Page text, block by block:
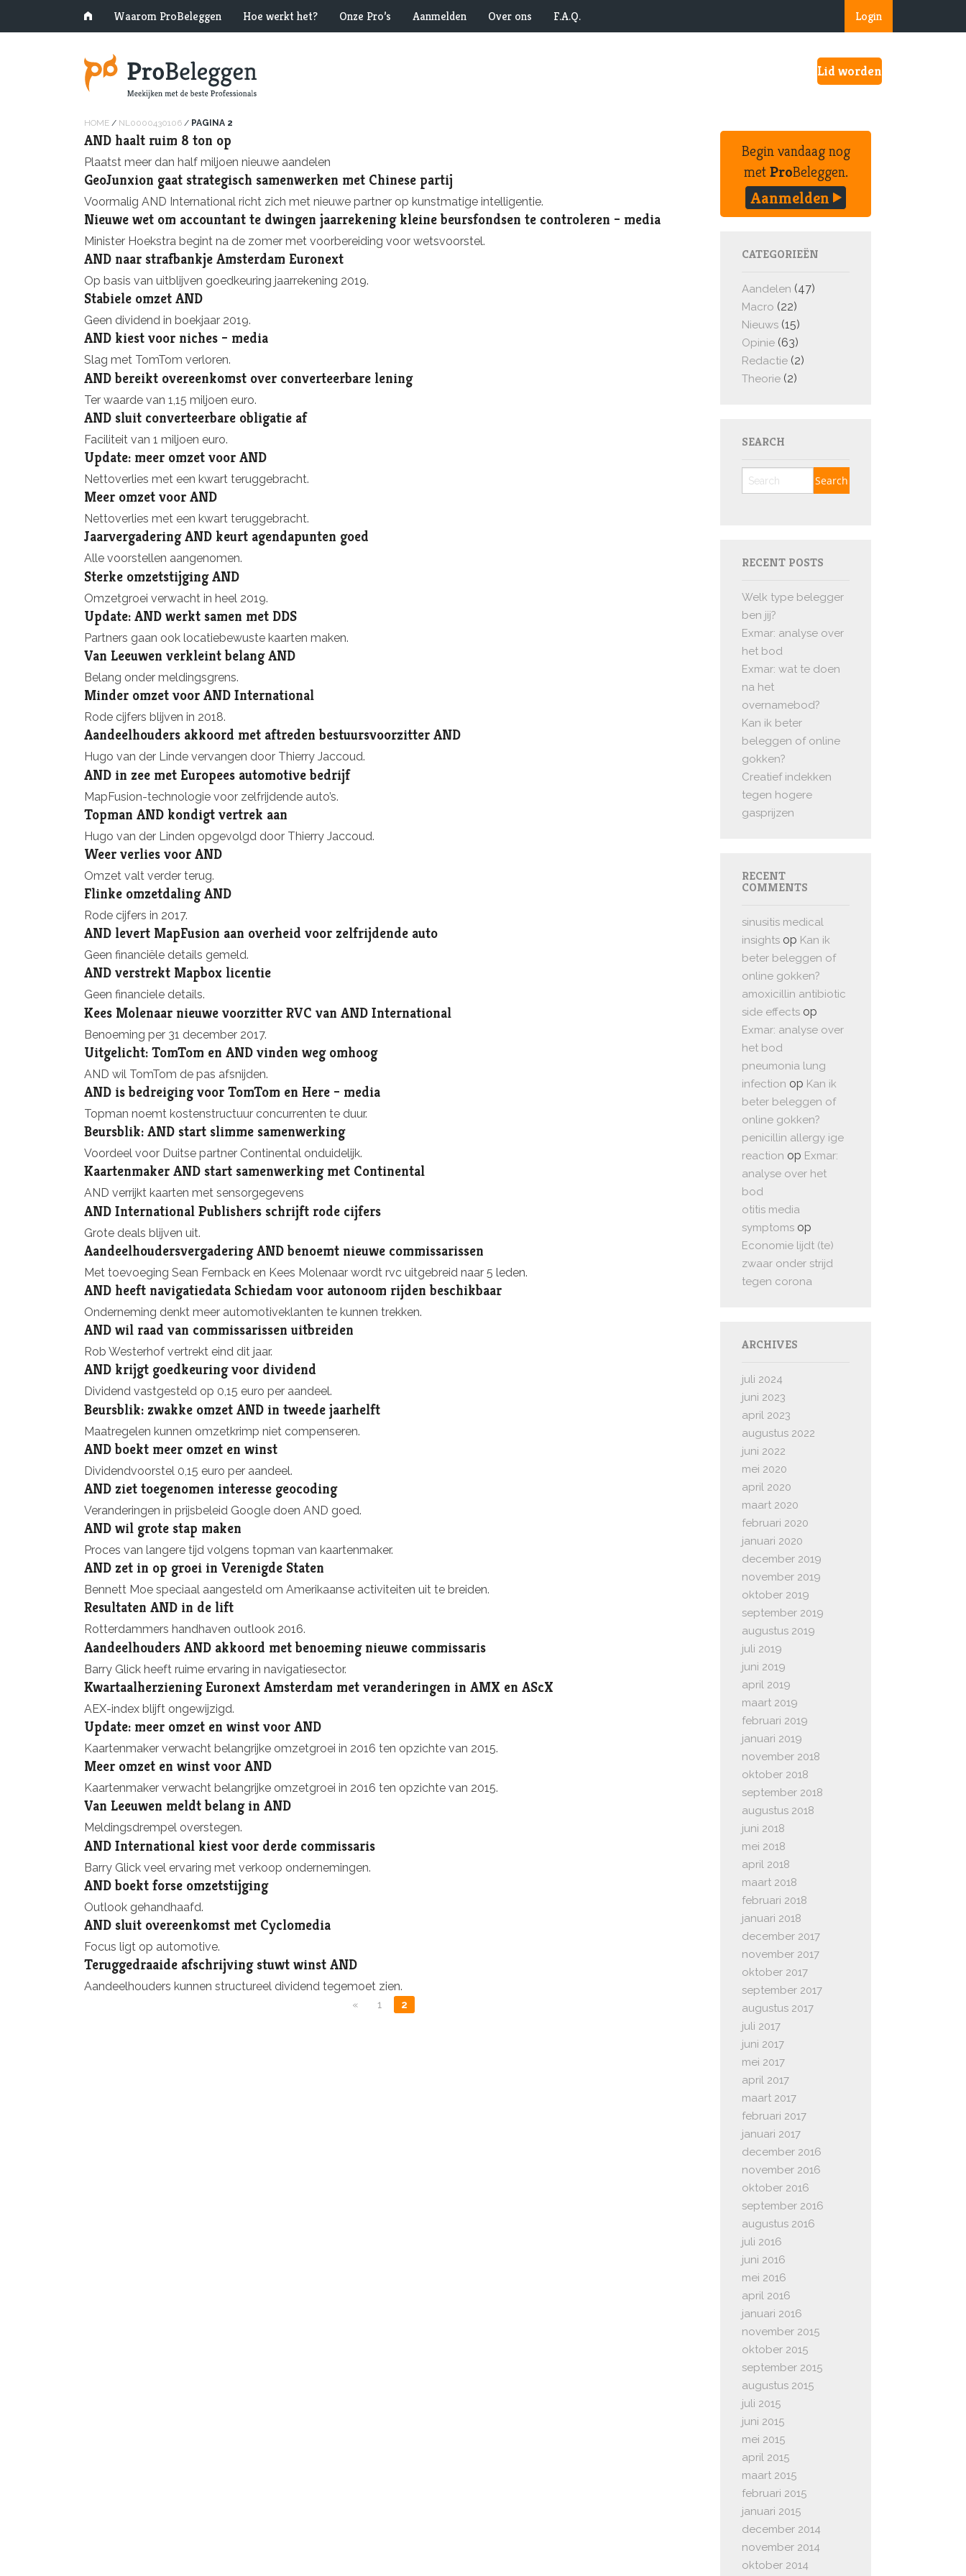
Login
Waarom ProBeleggen Hoe werkt het? Onze Pro’s Aanmelden Over ons F.A.Q.
Lid worden
HOME / NL0000430106 / PAGINA 2
AND haalt ruim 8 ton op
Plaatst meer dan half miljoen nieuwe aandelen
GeoJunxion gaat strategisch samenwerken met Chinese partij
Voormalig AND International richt zich met nieuwe partner op kunstmatige intelligentie.
Nieuwe wet om accountant te dwingen jaarrekening kleine beursfondsen te controleren – media
Minister Hoekstra begint na de zomer met voorbereiding voor wetsvoorstel.
AND naar strafbankje Amsterdam Euronext
Op basis van uitblijven goedkeuring jaarrekening 2019.
Stabiele omzet AND
Geen dividend in boekjaar 2019.
AND kiest voor niches – media
Slag met TomTom verloren.
AND bereikt overeenkomst over converteerbare lening
Ter waarde van 1,15 miljoen euro.
AND sluit converteerbare obligatie af
Faciliteit van 1 miljoen euro.
Update: meer omzet voor AND
Nettoverlies met een kwart teruggebracht.
Meer omzet voor AND
Nettoverlies met een kwart teruggebracht.
Jaarvergadering AND keurt agendapunten goed
Alle voorstellen aangenomen.
Sterke omzetstijging AND
Omzetgroei verwacht in heel 2019.
Update: AND werkt samen met DDS
Partners gaan ook locatiebewuste kaarten maken.
Van Leeuwen verkleint belang AND
Belang onder meldingsgrens.
Minder omzet voor AND International
Rode cijfers blijven in 2018.
Aandeelhouders akkoord met aftreden bestuursvoorzitter AND
Hugo van der Linde vervangen door Thierry Jaccoud.
AND in zee met Europees automotive bedrijf
MapFusion-technologie voor zelfrijdende auto’s.
Topman AND kondigt vertrek aan
Hugo van der Linden opgevolgd door Thierry Jaccoud.
Weer verlies voor AND
Omzet valt verder terug.
Flinke omzetdaling AND
Rode cijfers in 2017.
AND levert MapFusion aan overheid voor zelfrijdende auto
Geen financiële details gemeld.
AND verstrekt Mapbox licentie
Geen financiele details.
Kees Molenaar nieuwe voorzitter RVC van AND International
Benoeming per 31 december 2017.
Uitgelicht: TomTom en AND vinden weg omhoog
AND wil TomTom de pas afsnijden.
AND is bedreiging voor TomTom en Here – media
Topman noemt kostenstructuur concurrenten te duur.
Beursblik: AND start slimme samenwerking
Voordeel voor Duitse partner Continental onduidelijk.
Kaartenmaker AND start samenwerking met Continental
AND verrijkt kaarten met sensorgegevens
AND International Publishers schrijft rode cijfers
Grote deals blijven uit.
Aandeelhoudersvergadering AND benoemt nieuwe commissarissen
Met toevoeging Sean Fernback en Kees Molenaar wordt rvc uitgebreid naar 5 leden.
AND heeft navigatiedata Schiedam voor autonoom rijden beschikbaar
Onderneming denkt meer automotiveklanten te kunnen trekken.
AND wil raad van commissarissen uitbreiden
Rob Westerhof vertrekt eind dit jaar.
AND krijgt goedkeuring voor dividend
Dividend vastgesteld op 0,15 euro per aandeel.
Beursblik: zwakke omzet AND in tweede jaarhelft
Maatregelen kunnen omzetkrimp niet compenseren.
AND boekt meer omzet en winst
Dividendvoorstel 0,15 euro per aandeel.
AND ziet toegenomen interesse geocoding
Veranderingen in prijsbeleid Google doen AND goed.
AND wil grote stap maken
Proces van langere tijd volgens topman van kaartenmaker.
AND zet in op groei in Verenigde Staten
Bennett Moe speciaal aangesteld om Amerikaanse activiteiten uit te breiden.
Resultaten AND in de lift
Rotterdammers handhaven outlook 2016.
Aandeelhouders AND akkoord met benoeming nieuwe commissaris
Barry Glick heeft ruime ervaring in navigatiesector.
Kwartaalherziening Euronext Amsterdam met veranderingen in AMX en AScX
AEX-index blijft ongewijzigd.
Update: meer omzet en winst voor AND
Kaartenmaker verwacht belangrijke omzetgroei in 2016 ten opzichte van 2015.
Meer omzet en winst voor AND
Kaartenmaker verwacht belangrijke omzetgroei in 2016 ten opzichte van 2015.
Van Leeuwen meldt belang in AND
Meldingsdrempel overstegen.
AND International kiest voor derde commissaris
Barry Glick veel ervaring met verkoop ondernemingen.
AND boekt forse omzetstijging
Outlook gehandhaafd.
AND sluit overeenkomst met Cyclomedia
Focus ligt op automotive.
Teruggedraaide afschrijving stuwt winst AND
Aandeelhouders kunnen structureel dividend tegemoet zien.
« 1 2
Begin vandaag nog
metProBeleggen.
Aanmelden
CATEGORIEËN
Aandelen (47)
Macro (22)
Nieuws (15)
Opinie (63)
Redactie (2)
Theorie (2)
SEARCH
RECENT POSTS
Welk type belegger
ben jij?
Exmar: analyse over
het bod
Exmar: wat te doen
na het
overnamebod?
Kan ik beter
beleggen of online
gokken?
Creatief indekken
tegen hogere
gasprijzen
RECENT
COMMENTS
sinusitis medical
insights op Kan ik
beter beleggen of
online gokken?
amoxicillin antibiotic
side effects op
Exmar: analyse over
het bod
pneumonia lung
infection op Kan ik
beter beleggen of
online gokken?
penicillin allergy ige
reaction op Exmar:
analyse over het
bod
otitis media
symptoms op
Economie lijdt (te)
zwaar onder strijd
tegen corona
ARCHIVES
juli 2024
juni 2023
april 2023
augustus 2022
juni 2022
mei 2020
april 2020
maart 2020
februari 2020
januari 2020
december 2019
november 2019
oktober 2019
september 2019
augustus 2019
juli 2019
juni 2019
april 2019
maart 2019
februari 2019
januari 2019
november 2018
oktober 2018
september 2018
augustus 2018
juni 2018
mei 2018
april 2018
maart 2018
februari 2018
januari 2018
december 2017
november 2017
oktober 2017
september 2017
augustus 2017
juli 2017
juni 2017
mei 2017
april 2017
maart 2017
februari 2017
januari 2017
december 2016
november 2016
oktober 2016
september 2016
augustus 2016
juli 2016
juni 2016
mei 2016
april 2016
januari 2016
november 2015
oktober 2015
september 2015
augustus 2015
juli 2015
juni 2015
mei 2015
april 2015
maart 2015
februari 2015
januari 2015
december 2014
november 2014
oktober 2014